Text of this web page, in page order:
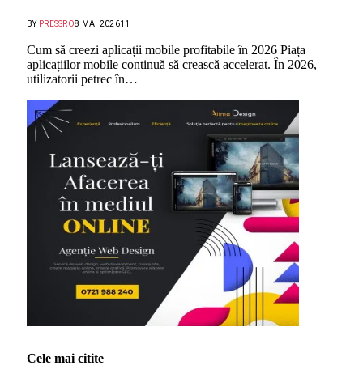
BY PRESSRO8 MAI 202611
Cum să creezi aplicații mobile profitabile în 2026 Piața
aplicațiilor mobile continuă să crească accelerat. În 2026,
utilizatorii petrec în…
Cele mai citite